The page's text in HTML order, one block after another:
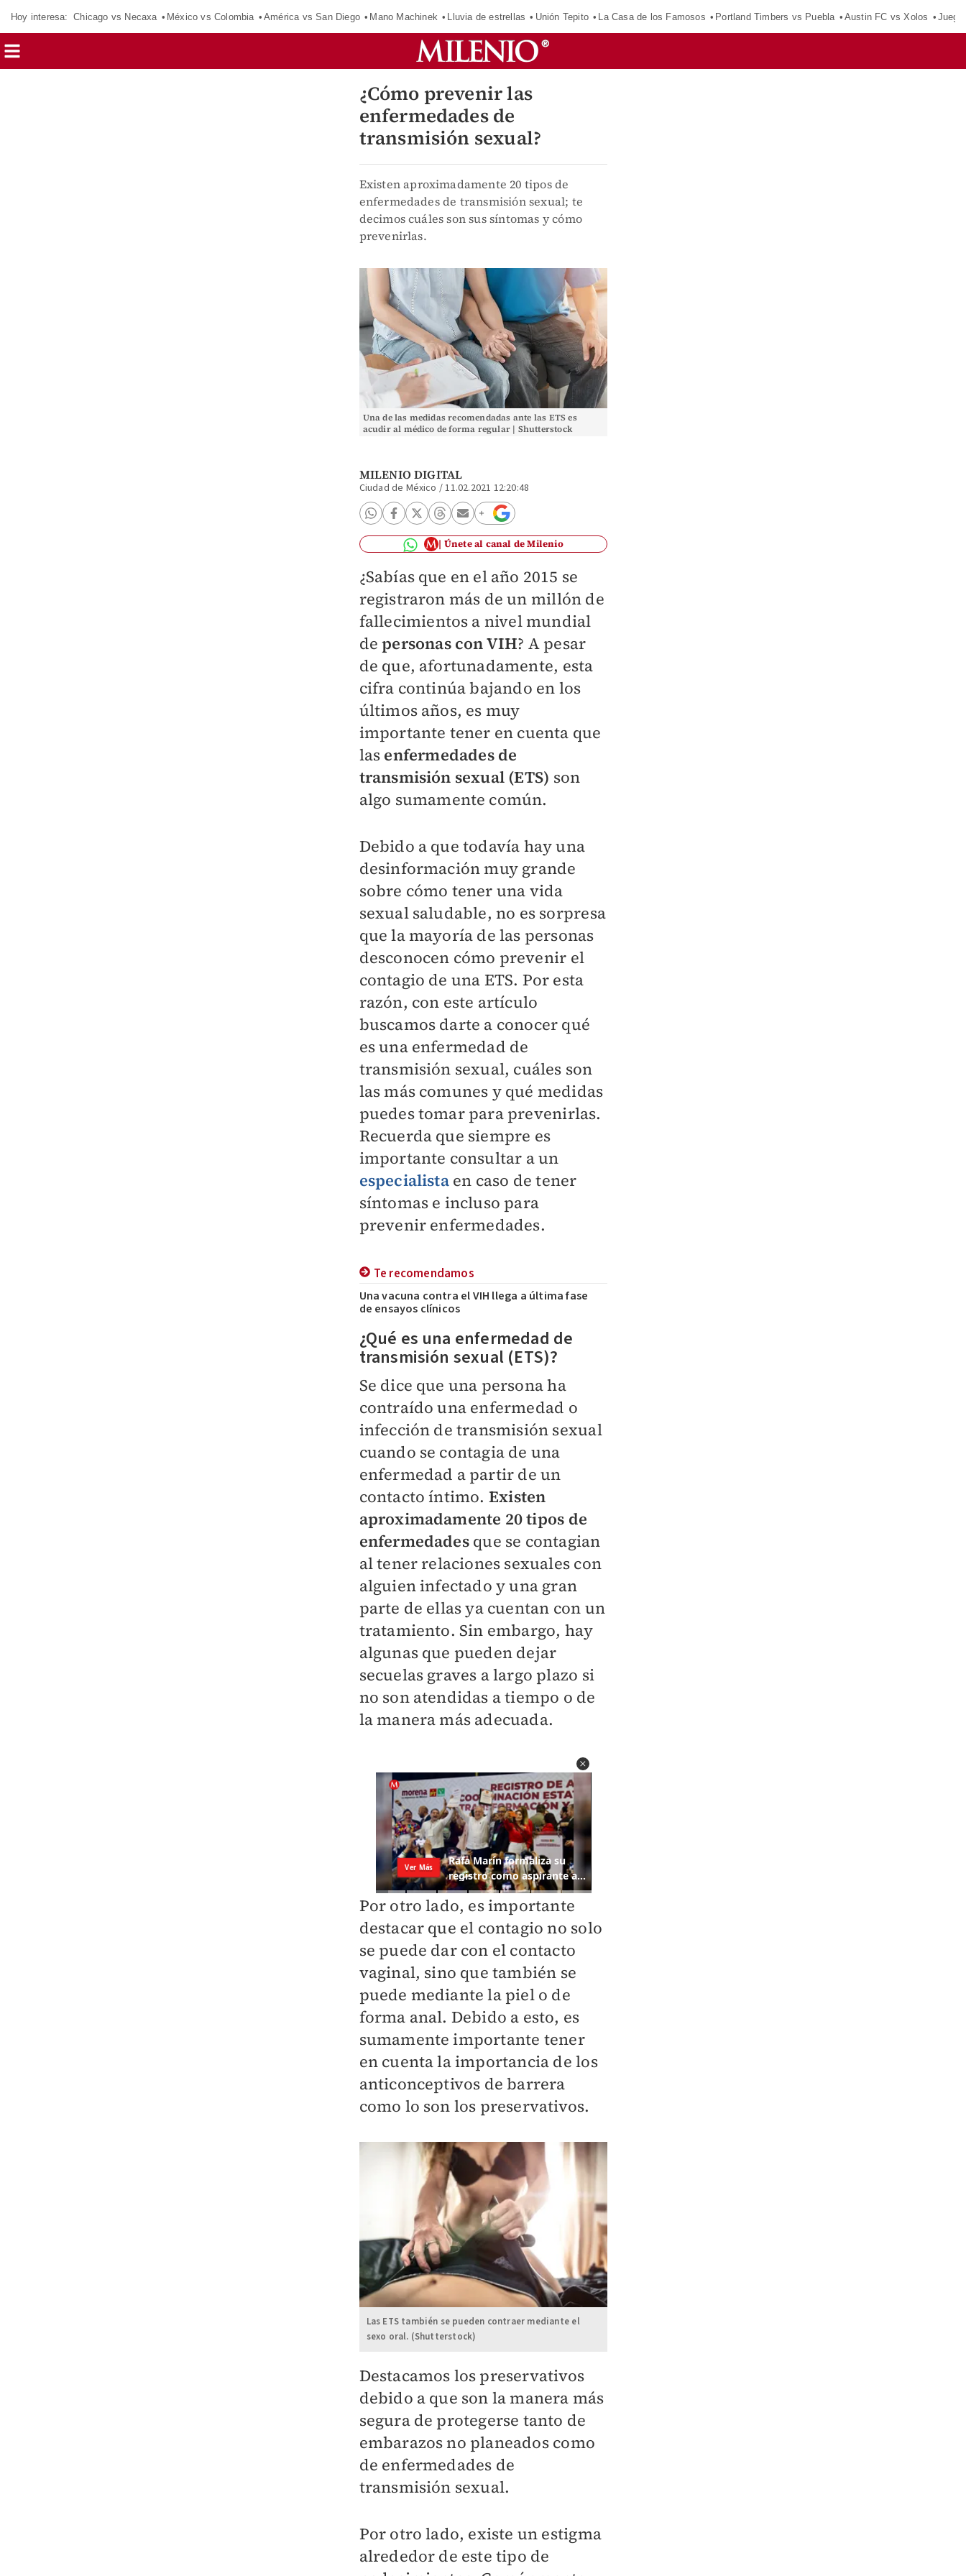
Hoy interesa: Chicago vs Necaxa México vs Colombia América vs San Diego Mano Machinek Lluvia de estrellas Unión Tepito La Casa de los Famosos Portland Timbers vs Puebla Austin FC vs Xolos
¿Cómo prevenir las
enfermedades de
transmisión sexual?
Existen aproximadamente 20 tipos de
enfermedades de transmisión sexual; te
decimos cuáles son sus síntomas y cómo
prevenirlas.
Una de las medidas recomendadas ante las ETS es
acudir al médico de forma regular | Shutterstock
MILENIO DIGITAL
Ciudad de México /11.02.2021 12:20:48
Únete al canal de Milenio
¿Sabías que en el año 2015 se
registraron más de un millón de
fallecimientos a nivel mundial
depersonas con VIH? A pesar
de que, afortunadamente, esta
cifra continúa bajando en los
últimos años, es muy
importante tener en cuenta que
las enfermedades de
transmisión sexual (ETS) son
algo sumamente común.
Debido a que todavía hay una
desinformación muy grande
sobre cómo tener una vida
sexual saludable, no es sorpresa
que la mayoría de las personas
desconocen cómo prevenir el
contagio de una ETS. Por esta
razón, con este artículo
buscamos darte a conocer qué
es una enfermedad de
transmisión sexual, cuáles son
las más comunes y qué medidas
puedes tomar para prevenirlas.
Recuerda que siempre es
importante consultar a un
especialistaen caso de tener
síntomas e incluso para
prevenir enfermedades.
Te recomendamos
Una vacuna contra el VIH llega a última fase
de ensayos clínicos
¿Qué es una enfermedad de
transmisión sexual (ETS)?
Se dice que una persona ha
contraído una enfermedad o
infección de transmisión sexual
cuando se contagia de una
enfermedad a partir de un
contacto íntimo. Existen
aproximadamente 20 tipos de
enfermedades que se contagian
al tener relaciones sexuales con
alguien infectado y una gran
parte de ellas ya cuentan con un
tratamiento. Sin embargo, hay
algunas que pueden dejar
secuelas graves a largo plazo si
no son atendidas a tiempo o de
la manera más adecuada.
Por otro lado, es importante
destacar que el contagio no solo
se puede dar con el contacto
vaginal, sino que también se
puede mediante la piel o de
forma anal. Debido a esto, es
sumamente importante tener
en cuenta la importancia de los
anticonceptivos de barrera
como lo son los preservativos.
Las ETS también se pueden contraer mediante el
sexo oral. (Shutterstock)
Destacamos los preservativos
debido a que son la manera más
segura de protegerse tanto de
embarazos no planeados como
de enfermedades de
transmisión sexual.
Por otro lado, existe un estigma
alrededor de este tipo de